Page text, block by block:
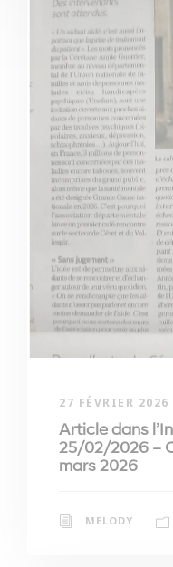
27 FÉVRIER 2026
Article dans
25/02/2026 –
mars 2026
MELODY